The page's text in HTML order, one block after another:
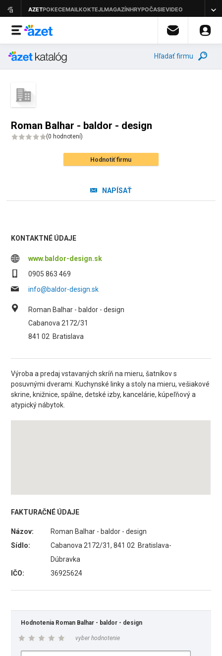
Hľadať firmu
Roman Balhar - baldor - design
(0 hodnotení)
Hodnotiť firmu
NAPÍSAŤ
KONTAKTNÉ ÚDAJE
www.baldor-design.sk
0905 863 469
info@baldor-design.sk
Roman Balhar - baldor - design
Cabanova 2172/31
841 02 Bratislava
Výroba a predaj vstavaných skríň na mieru, šatníkov s
posuvnými dverami. Kuchynské linky a stoly na mieru, vešiakové
skrine, knižnice, spálne, detské izby, kancelárie, kúpeľňový a
atypický nábytok.
FAKTURAČNÉ ÚDAJE
Názov:
Roman Balhar - baldor - design
Sídlo:
Cabanova 2172/31, 841 02 Bratislava-
Dúbravka
IČO:
36925624
Hodnotenia Roman Balhar - baldor - design
vyber hodnotenie